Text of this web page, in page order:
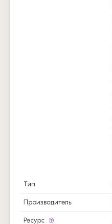
Тип
Производитель
Ресурс